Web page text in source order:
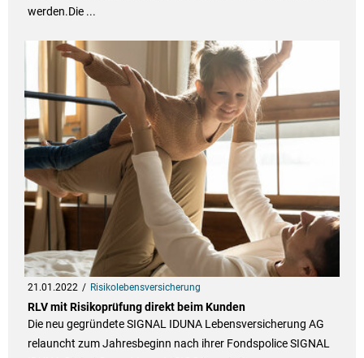
werden.Die ...
21.01.2022 Risikolebensversicherung
RLV mit Risikoprüfung direkt beim Kunden
Die neu gegründete SIGNAL IDUNA Lebensversicherung AG
relauncht zum Jahresbeginn nach ihrer Fondspolice SIGNAL